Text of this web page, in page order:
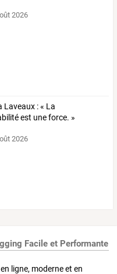
2026
Laveaux : « La
est une force. »
2026
Facile et Performante
ligne, moderne et en